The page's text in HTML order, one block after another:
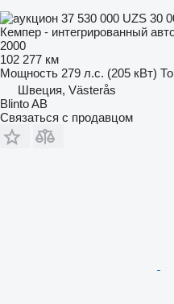
37 530 000 UZS 30
Кемпер - интегрированный
2000
102 277 км
Мощность 279 л.с. (205 кВт)
Швеция, Västerås
Blinto AB
Связаться с продавцом